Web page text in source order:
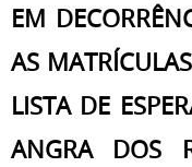
EM
AS
LISTA DE
ANGRA DOS